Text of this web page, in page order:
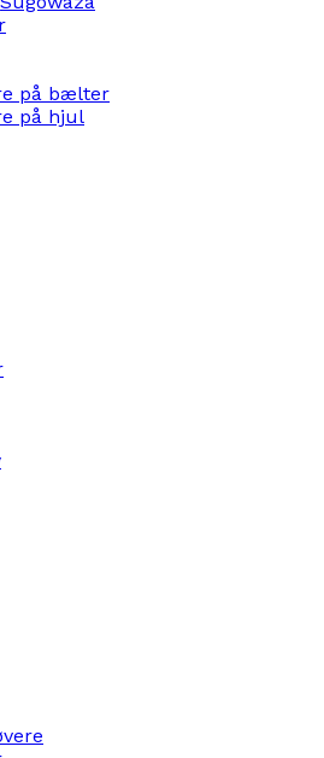
på bælter
på hjul